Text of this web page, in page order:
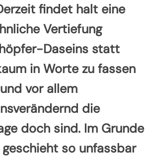
findet halt eine
Vertiefung
Daseins statt
in Worte zu fassen
vor allem
die
doch sind. Im Grunde
so unfassbar